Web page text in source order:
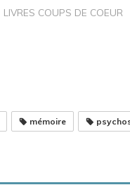
LIVRES COUPS DE COEUR
mémoire